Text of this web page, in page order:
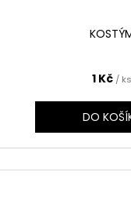
1 Kč / ks
DO